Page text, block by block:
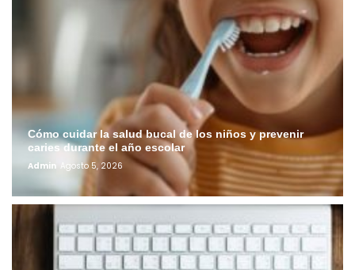
Cómo cuidar la salud bucal de los niños y prevenir
caries durante el año escolar
Admin Agosto 5, 2026